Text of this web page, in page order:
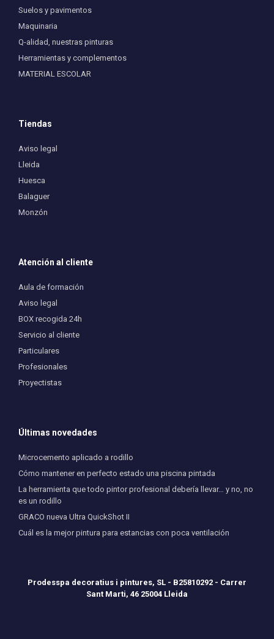
Suelos y pavimentos
Maquinaria
Q-alidad, nuestras pinturas
Herramientas y complementos
MATERIAL ESCOLAR
Tiendas
Aviso legal
Lleida
Huesca
Balaguer
Monzón
Atención al cliente
Aula de formación
Aviso legal
BOX recogida 24h
Servicio al cliente
Particulares
Profesionales
Proyectistas
Últimas novedades
Microcemento aplicado a rodillo
Cómo mantener en perfecto estado una piscina pintada
La herramienta que todo pintor profesional debería llevar… y no, no
es un rodillo
GRACO nueva Ultra QuickShot II
Cuál es la mejor pintura para estancias con poca ventilación
Prodesspa decoratius i pintures, SL - B25810292 - Carrer
Sant Marti, 46 25004 Lleida